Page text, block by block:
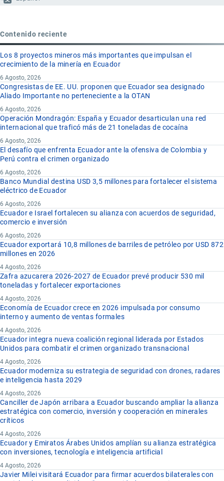
Contenido reciente
Los 8 proyectos mineros más importantes que impulsan el
crecimiento de la minería en Ecuador
6 Agosto, 2026
Congresistas de EE. UU. proponen que Ecuador sea designado
Aliado Importante no perteneciente a la OTAN
6 Agosto, 2026
Operación Mondragón: España y Ecuador desarticulan una red
internacional que traficó más de 21 toneladas de cocaína
6 Agosto, 2026
El desafío que enfrenta Ecuador ante la ofensiva de Colombia y
Perú contra el crimen organizado
6 Agosto, 2026
Banco Mundial destina USD 3,5 millones para fortalecer el sistema
eléctrico de Ecuador
6 Agosto, 2026
Ecuador e Israel fortalecen su alianza con acuerdos de seguridad,
comercio e inversión
6 Agosto, 2026
Ecuador exportará 10,8 millones de barriles de petróleo por USD 872
millones en 2026
4 Agosto, 2026
Zafra azucarera 2026-2027 de Ecuador prevé producir 530 mil
toneladas y fortalecer exportaciones
4 Agosto, 2026
Economía de Ecuador crece en 2026 impulsada por consumo
interno y aumento de ventas formales
4 Agosto, 2026
Ecuador integra nueva coalición regional liderada por Estados
Unidos para combatir el crimen organizado transnacional
4 Agosto, 2026
Ecuador moderniza su estrategia de seguridad con drones, radares
e inteligencia hasta 2029
4 Agosto, 2026
Canciller de Japón arribara a Ecuador buscando ampliar la alianza
estratégica con comercio, inversión y cooperación en minerales
críticos
4 Agosto, 2026
Ecuador y Emiratos Árabes Unidos amplían su alianza estratégica
con inversiones, tecnología e inteligencia artificial
4 Agosto, 2026
Javier Milei visitará Ecuador para firmar acuerdos bilaterales con